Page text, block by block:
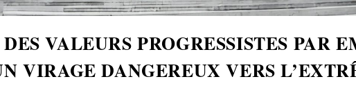
VALEURS PROGRESSISTES PAR
VIRAGE DANGEREUX VERS